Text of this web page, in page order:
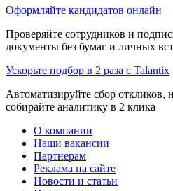
Оформляйте кандидатов онлайн
Проверяйте сотрудников и
документы без бумаг и личных
Ускорьте подбор в 2 раза с Talantix
Автоматизируйте сбор откликов,
собирайте аналитику в 2 клика
О компании
Наши вакансии
Партнерам
Реклама на сайте
Новости и статьи